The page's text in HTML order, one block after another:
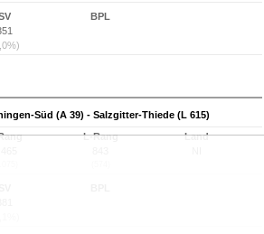
BPL
Süd (A 39) - Salzgitter-Thiede (L 615)
L-Rang
Land